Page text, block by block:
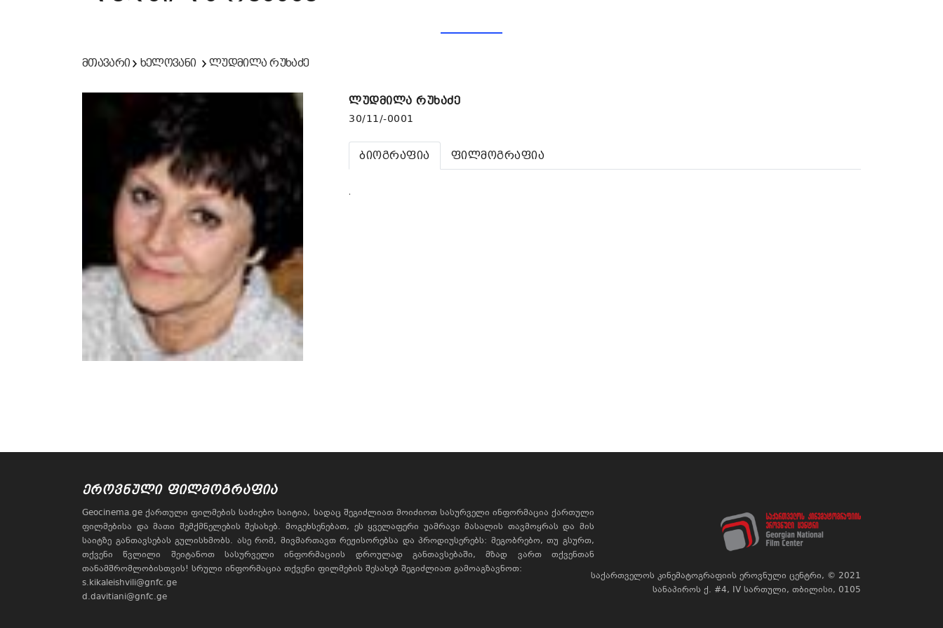
მთავარი ხელოვანი ლუდმილა რუხაძე
ლუდმილა რუხაძე
30/11/-0001
ბიოგრაფია ფილმოგრაფია
.
ᲔᲠᲝᲕᲜᲣᲚᲘ ᲤᲘᲚᲛᲝᲒᲠᲐᲤᲘᲐ
Geocinema.ge ქართული ფილმების საძიებო საიტია, სადაც შეგიძლიათ მოიძიოთ სასურველი ინფორმაცია ქართული
ფილმებისა და მათი შემქმნელების შესახებ. მოგეხსენებათ, ეს ყველაფერი უამრავი მასალის თავმოყრას და მის
საიტზე განთავსებას გულისხმობს. ასე რომ, მივმართავთ რეჟისორებსა და პროდიუსერებს: მეგობრებო, თუ გსურთ,
თქვენი წვლილი შეიტანოთ სასურველი ინფორმაციის დროულად განთავსებაში, მზად ვართ თქვენთან
თანამშრომლობისთვის! სრული ინფორმაცია თქვენი ფილმების შესახებ შეგიძლიათ გამოაგზავნოთ:
s.kikaleishvili@gnfc.ge
d.davitiani@gnfc.ge
საქართველოს კინემატოგრაფიის ეროვნული ცენტრი, © 2021
სანაპიროს ქ. #4, IV სართული, თბილისი, 0105